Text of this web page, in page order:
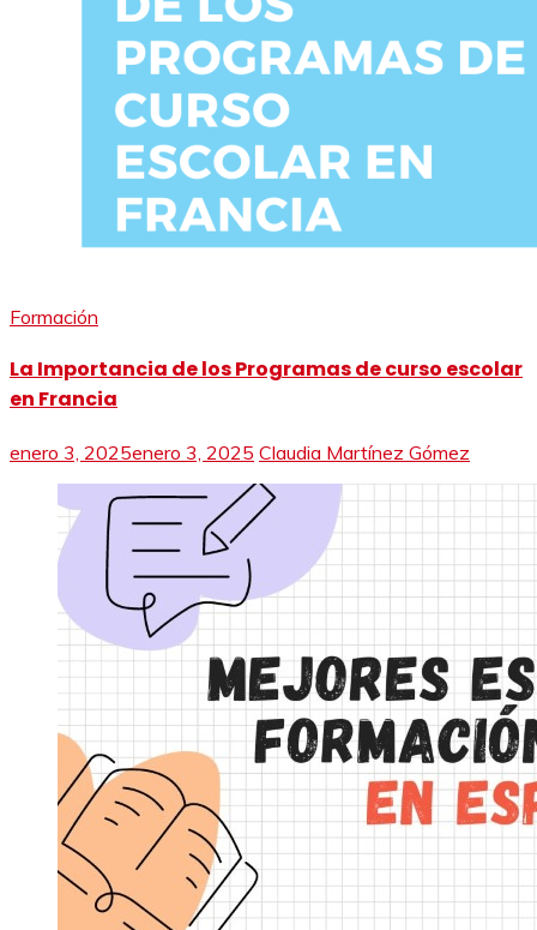
Formación
La Importancia de los Programas de curso escolar
en Francia
enero 3, 2025enero 3, 2025 Claudia Martínez Gómez